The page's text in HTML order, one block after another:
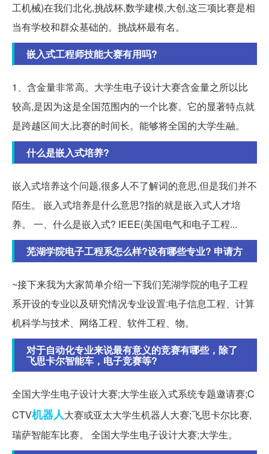
工机械)在我们北化,挑战杯,数学建模,大创,这三项比赛是相
当有学校和群众基础的。挑战杯最有名。
嵌入式工程师技能大赛有用吗?
1、含金量非常高。大学生电子设计大赛含金量之所以比
较高,是因为这是全国范围内的一个比赛。它的显著特点就
是跨越区间大,比赛的时间长。能够将全国的大学生融。
什么是嵌入式培养?
嵌入式培养这个问题,很多人不了解词的意思,但是我们并不
陌生。 嵌入式培养是什么意思?指的就是嵌入式人才培
养。 一、什么是嵌入式? IEEE(美国电气和电子工程...
芜湖学院电子工程系怎么样?设有哪些专业? 申请方
~接下来我为大家简单介绍一下我们芜湖学院的电子工程
系开设的专业以及研究情况专业设置:电子信息工程、计算
机科学与技术、网络工程、软件工程、物。
对于自动化专业来说最有意义的竞赛有哪些，除了
飞思卡尔智能车，电子竞赛等?
全国大学生电子设计大赛;大学生嵌入式系统专题邀请赛;C
CTV机器人大赛或亚太大学生机器人大赛;飞思卡尔比赛,
瑞萨智能车比赛。 全国大学生电子设计大赛;大学生。